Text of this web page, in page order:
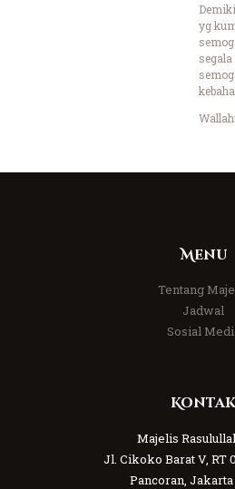
yg
segala
Menu
Tentang
Jadwal
Sosial
Kontak
Majelis
Jl. Cikoko Barat V, RT
Pancoran, Jakarta